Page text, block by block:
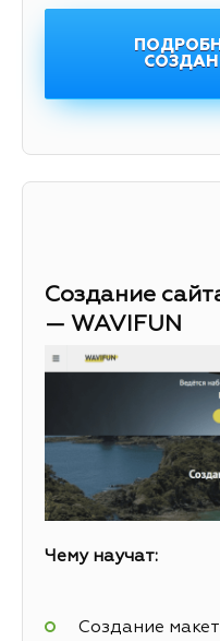
Создание
— WAVIFUN
Чему научат:
Создание